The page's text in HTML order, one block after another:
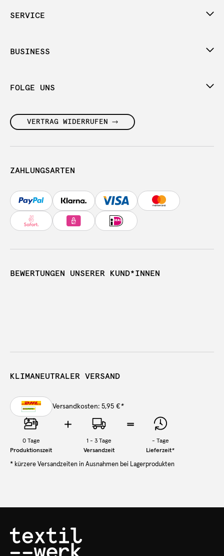
SERVICE
BUSINESS
FOLGE UNS
VERTRAG WIDERRUFEN
ZAHLUNGSARTEN
BEWERTUNGEN UNSERER KUND*INNEN
KLIMANEUTRALER VERSAND
Versandkosten: 5,95 €*
0Tage
Produktionszeit
1 - 3 Tage
Versandzeit
- Tage
Lieferzeit*
* kürzere Versandzeiten in Ausnahmen bei Lagerprodukten